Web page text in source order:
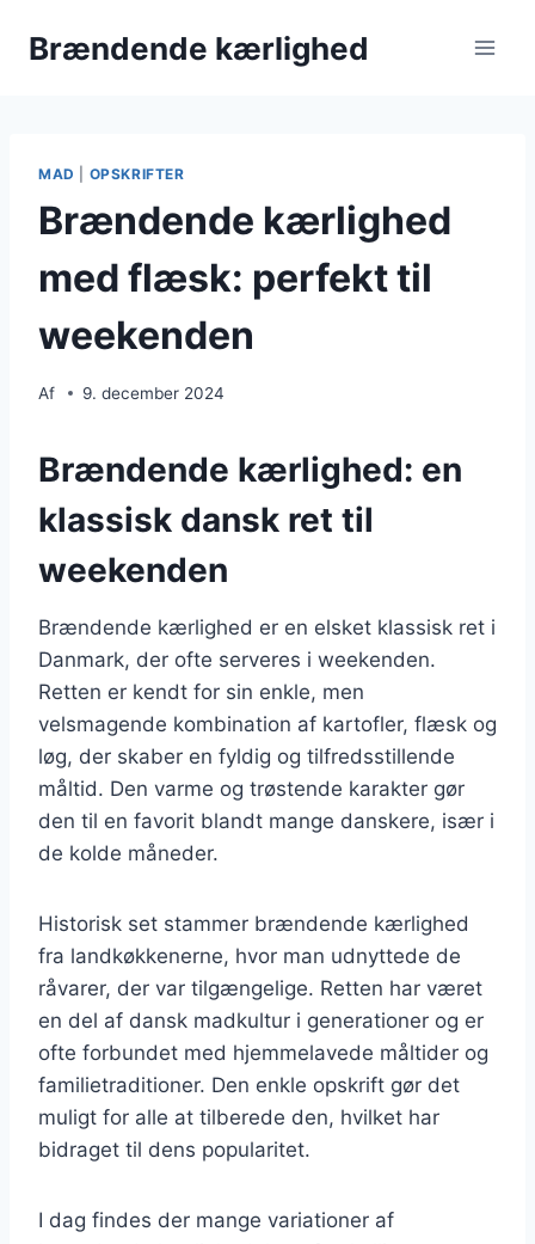
Brændende kærlighed
MAD OPSKRIFTER
Brændende kærlighed
med flæsk: perfekt til
weekenden
Af 9. december 2024
Brændende kærlighed: en
klassisk dansk ret til
weekenden
Brændende kærlighed er en elsket klassisk ret i
Danmark, der ofte serveres i weekenden.
Retten er kendt for sin enkle, men
velsmagende kombination af kartofler, flæsk og
løg, der skaber en fyldig og tilfredsstillende
måltid. Den varme og trøstende karakter gør
den til en favorit blandt mange danskere, især i
de kolde måneder.
Historisk set stammer brændende kærlighed
fra landkøkkenerne, hvor man udnyttede de
råvarer, der var tilgængelige. Retten har været
en del af dansk madkultur i generationer og er
ofte forbundet med hjemmelavede måltider og
familietraditioner. Den enkle opskrift gør det
muligt for alle at tilberede den, hvilket har
bidraget til dens popularitet.
I dag findes der mange variationer af